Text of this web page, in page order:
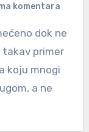
komentara
primer
koju mnogi
a ne